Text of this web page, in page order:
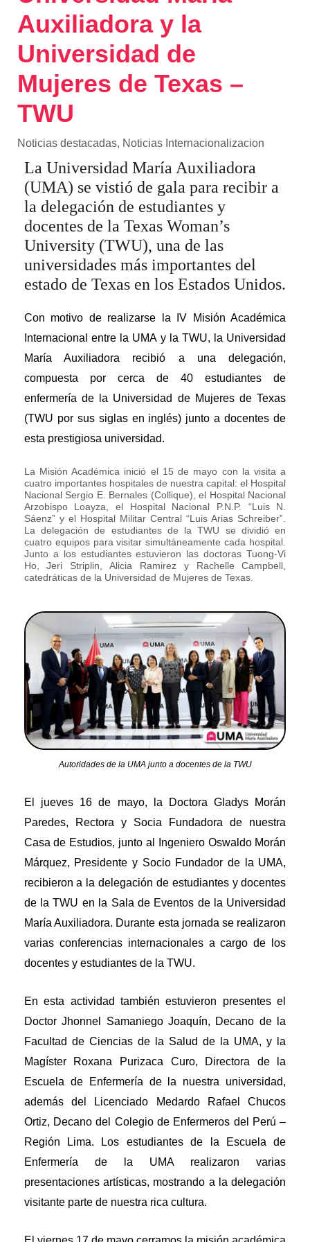
Auxiliadora y la
Universidad de
Mujeres de Texas –
TWU
Noticias destacadas, Noticias Internacionalizacion
La Universidad María Auxiliadora
(UMA) se vistió de gala para recibir a
la delegación de estudiantes y
docentes de la Texas Woman’s
University (TWU), una de las
universidades más importantes del
estado de Texas en los Estados Unidos.
Con motivo de realizarse la IV Misión Académica
Internacional entre la UMA y la TWU, la Universidad
María Auxiliadora recibió a una delegación,
compuesta por cerca de 40 estudiantes de
enfermería de la Universidad de Mujeres de Texas
(TWU por sus siglas en inglés) junto a docentes de
esta prestigiosa universidad.
La Misión Académica inició el 15 de mayo con la visita a
cuatro importantes hospitales de nuestra capital: el Hospital
Nacional Sergio E. Bernales (Collique), el Hospital Nacional
Arzobispo Loayza, el Hospital Nacional P.N.P. “Luis N.
Sáenz” y el Hospital Militar Central “Luis Arias Schreiber”.
La delegación de estudiantes de la TWU se dividió en
cuatro equipos para visitar simultáneamente cada hospital.
Junto a los estudiantes estuvieron las doctoras Tuong-Vi
Ho, Jeri Striplin, Alicia Ramirez y Rachelle Campbell,
catedráticas de la Universidad de Mujeres de Texas.
Autoridades de la UMA junto a docentes de la TWU
El jueves 16 de mayo, la Doctora Gladys Morán
Paredes, Rectora y Socia Fundadora de nuestra
Casa de Estudios, junto al Ingeniero Oswaldo Morán
Márquez, Presidente y Socio Fundador de la UMA,
recibieron a la delegación de estudiantes y docentes
de la TWU en la Sala de Eventos de la Universidad
María Auxiliadora. Durante esta jornada se realizaron
varias conferencias internacionales a cargo de los
docentes y estudiantes de la TWU.
En esta actividad también estuvieron presentes el
Doctor Jhonnel Samaniego Joaquín, Decano de la
Facultad de Ciencias de la Salud de la UMA, y la
Magíster Roxana Purizaca Curo, Directora de la
Escuela de Enfermería de la nuestra universidad,
además del Licenciado Medardo Rafael Chucos
Ortiz, Decano del Colegio de Enfermeros del Perú –
Región Lima. Los estudiantes de la Escuela de
Enfermería de la UMA realizaron varias
presentaciones artísticas, mostrando a la delegación
visitante parte de nuestra rica cultura.